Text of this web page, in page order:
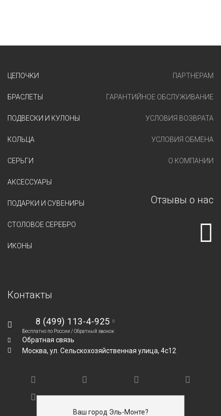
Ваш город Эль-Монте?
ЦЕПОЧКИ
БРАСЛЕТЫ
ПОДВЕСКИ И КУЛОНЫ
КОЛЬЦА
СЕРЬГИ
АКСЕССУАРЫ
ПОДАРКИ И СУВЕНИРЫ
СТОЛОВОЕ СЕРЕБРО
ИКОНЫ
ПАРТНЕРАМ
ГАРАНТИЙНОЕ ОБСЛУЖИВАНИЕ
УСЛОВИЯ ВОЗВРАТА
УСЛОВИЯ ОБМЕНА
О КОМПАНИИ
Отзывы о нас
Контакты
8 (499) 113-4-925
Бесплатно по России /Обратный звонок
Обратная связь
Москва, ул. Сельскохозяйственная улица, 4с12